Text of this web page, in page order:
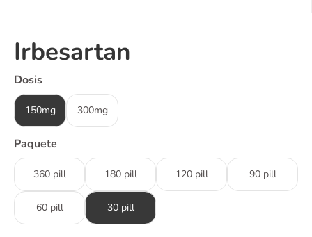
Irbesartan
Dosis
150mg 300mg
Paquete
360 pill 180 pill 120 pill 90 pill
60 pill 30 pill